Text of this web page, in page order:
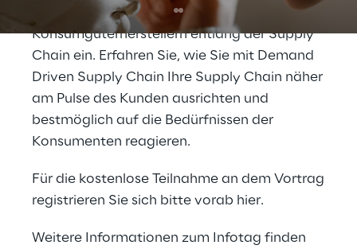
neuen Herausforderungen von
Konsumgüterherstellern entlang der Supply
Chain ein. Erfahren Sie, wie Sie mit Demand
Driven Supply Chain Ihre Supply Chain näher
am Pulse des Kunden ausrichten und
bestmöglich auf die Bedürfnissen der
Konsumenten reagieren.
Für die kostenlose Teilnahme an dem Vortrag
registrieren Sie sich bitte vorab hier.
Weitere Informationen zum Infotag finden